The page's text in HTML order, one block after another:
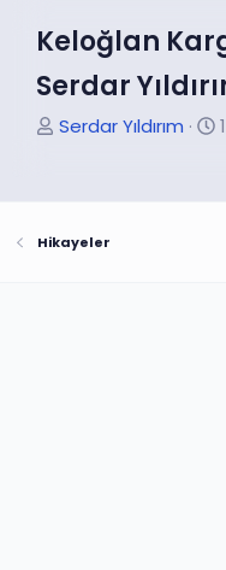
Keloğlan
Serdar
K
y
Serdar Yıldırım
B
Hikayeler